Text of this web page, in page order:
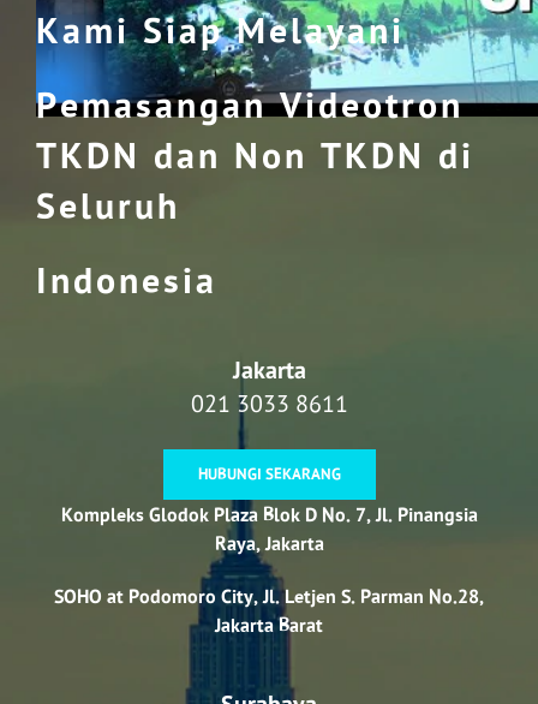
Kami Siap Melayani
Pemasangan Videotron
TKDN dan Non TKDN di
Seluruh
Indonesia
Jakarta
021 3033 8611
HUBUNGI SEKARANG
Kompleks Glodok Plaza Blok D No. 7, Jl. Pinangsia
Raya, Jakarta
SOHO at Podomoro City, Jl. Letjen S. Parman No.28,
Jakarta Barat